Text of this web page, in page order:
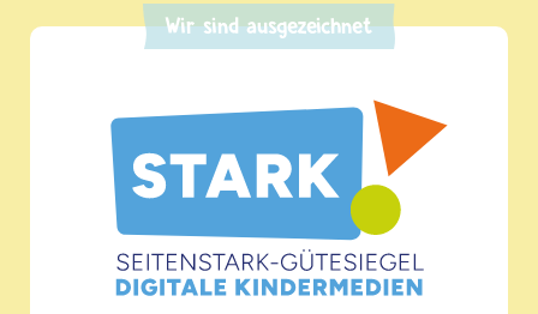
Wir sind ausgezeichnet